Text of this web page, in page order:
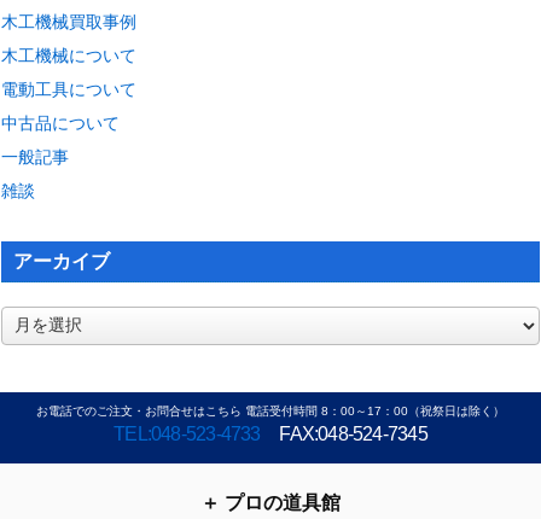
木工機械買取事例
木工機械について
電動工具について
中古品について
一般記事
雑談
アーカイブ
ア
ー
イ
お電話でのご注文・お問合せはこちら 電話受付時間 8：00～17：00（祝祭日は除く）
TEL:048-523-4733 FAX:048-524-7345
プロの道具館